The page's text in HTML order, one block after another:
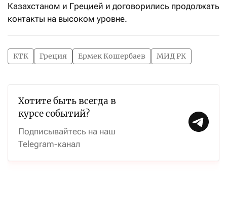
Казахстаном и Грецией и договорились продолжать
контакты на высоком уровне.
КТК Греция Ермек Кошербаев МИД РК
Хотите быть всегда в
курсе событий?
Подписывайтесь на наш
Telegram-канал